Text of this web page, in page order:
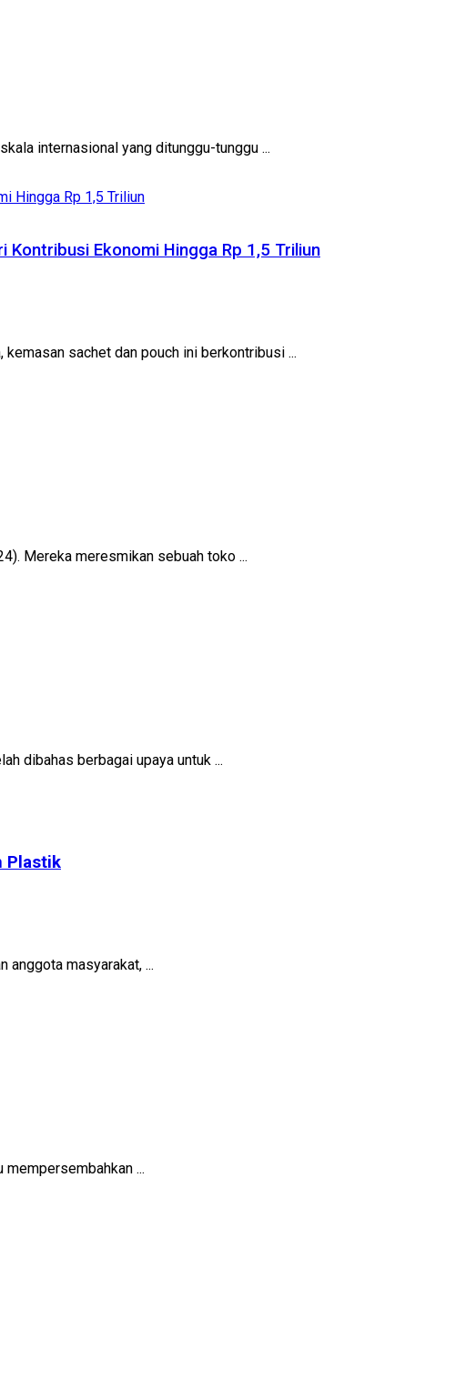
internasional yang ditunggu-tunggu ...
Ekonomi Hingga Rp 1,5 Triliun
sachet dan pouch ini berkontribusi ...
Mereka meresmikan sebuah toko ...
dibahas berbagai upaya untuk ...
Plastik
masyarakat, ...
...